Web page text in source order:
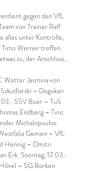
gegen den VfL
von Trainer Ralf
alles unter Kontrolle,
Timo Werner treffen.
zu, der Anschluss...
Wetter Jasmina von
– Dogukan
SSV Buer – TuS
Endberg – Tino
Michalopoulos.
Gemen – VfL
Hennig – Dmitri
Erk. Sonntag, 17.03.:
– SG Borken